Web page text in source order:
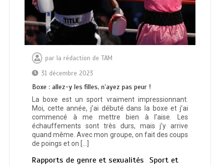
par la rédaction de TAM
31 décembre 2023
Boxe : allez-y les filles, n’ayez pas peur !
La boxe est un sport vraiment impressionnant.
Moi, cette année, j’ai débuté dans la boxe et j’ai
commencé à me mettre bien à l’aise. Les
échauffements sont très durs, mais j’y arrive
quand même. Avec mon groupe, on fait des coups
de poings et on […]
Rapports de genre et sexualités
Sport et